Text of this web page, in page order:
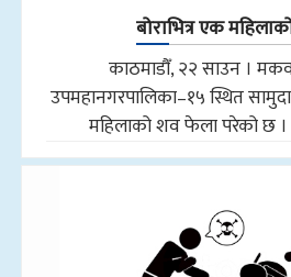
बोराभित्र एक
काठमाडौँ, २२ साउन ।
उपमहानगरपालिका–१५ स्थित
महिलाको शव फेला परेको छ